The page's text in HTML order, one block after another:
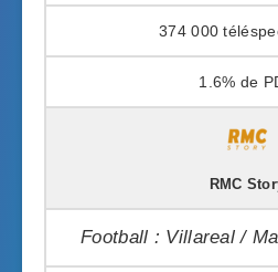
374 000
1.6%
RMC
Football : Villareal /